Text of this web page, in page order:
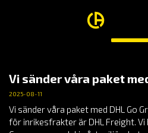
Vi sänder våra paket
2025-08-11
Vi sänder våra paket med DHL Go
för inrikesfrakter är DHL Freight.